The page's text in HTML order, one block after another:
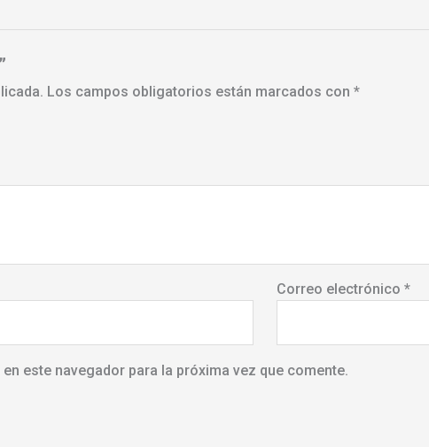
Los campos obligatorios están marcados con *
Correo electrónico *
este navegador para la próxima vez que comente.